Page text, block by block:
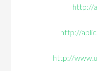
http://
http://
http://